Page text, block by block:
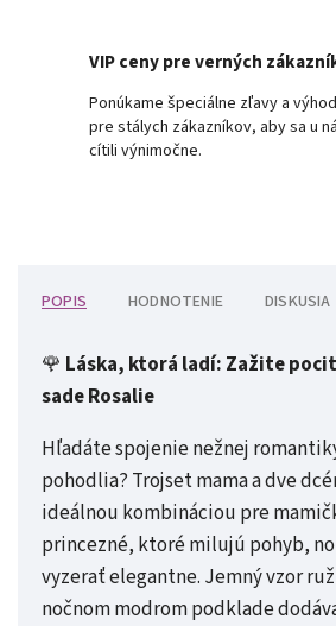
VIP ceny pre verných
Ponúkame špeciálne zľavy a
pre stálych zákazníkov, aby sa u
cítili výnimočne.
POPIS HODNOTENIE DISKUSIA
🌹 Láska, ktorá ladí: Zažite
sade Rosalie
Hľadáte spojenie nežnej
pohodlia? Trojset mama a dve
ideálnou kombináciou pre
princezné, ktoré milujú pohyb,
vyzerať elegantne. Jemný vzor
nočnom modrom podklade